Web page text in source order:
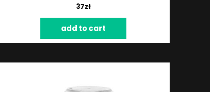
37zł
add to cart